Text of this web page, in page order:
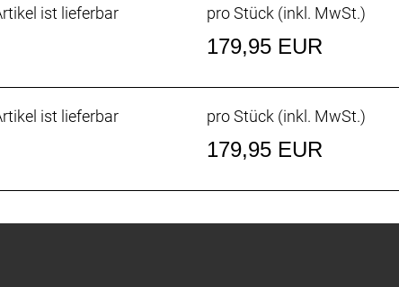
ist lieferbar pro Stück (inkl. MwSt.)
179,95 EUR
ist lieferbar pro Stück (inkl. MwSt.)
179,95 EUR